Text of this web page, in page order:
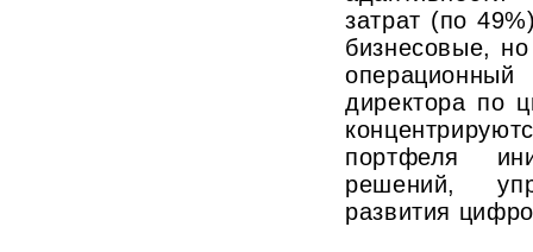
затрат (по
бизнесовые,
директора по
портфеля
решений,
развития